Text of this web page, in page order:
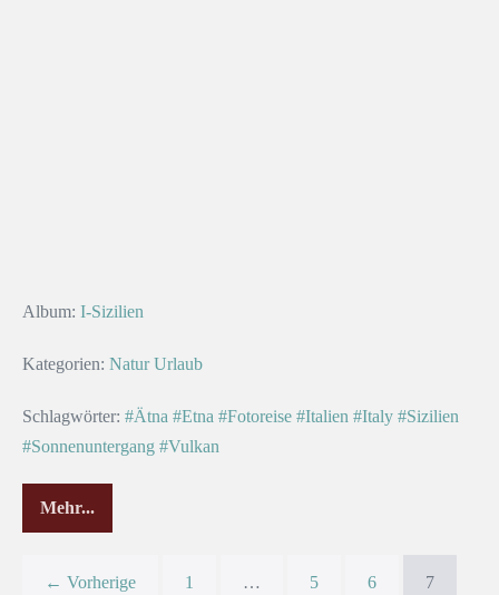
Album: I-Sizilien
Kategorien: Natur Urlaub
Schlagwörter: #Ätna #Etna #Fotoreise #Italien #Italy #Sizilien
#Sonnenuntergang #Vulkan
Mehr...
← Vorherige 1 … 5 6 7